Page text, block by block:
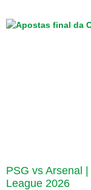
PSG vs Arsenal
League 2026